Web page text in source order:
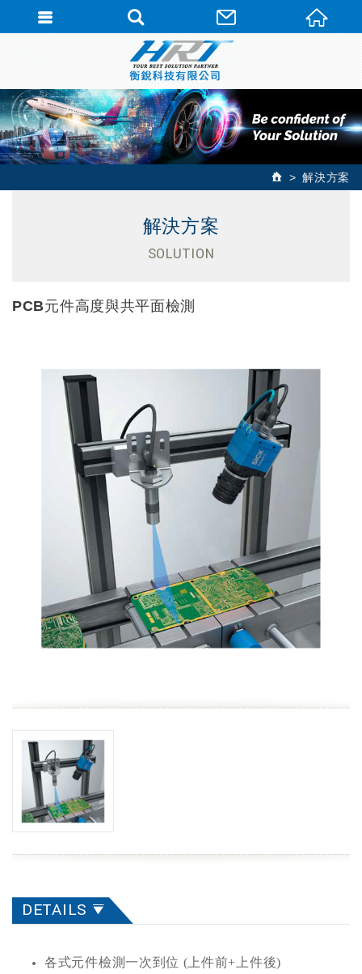
解決方案
解決方案
SOLUTION
PCB元件高度與共平面檢測
DETAILS
各式元件檢測一次到位 (上件前+上件後)